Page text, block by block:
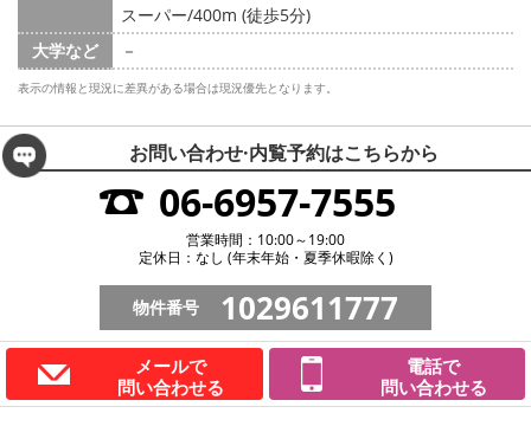
スーパー/400m (徒歩5分)
大学など
－
表示の情報と現況に差異がある場合は現況優先となります。
お問い合わせ·内覧予約はこちらから
06-6957-7555
営業時間：10:00～19:00
定休日：なし (年末年始・夏季休暇除く)
物件番号 1029611777
メールで
問い合わせる
電話で
問い合わせる